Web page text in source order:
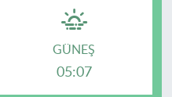
GÜNEŞ
05:07